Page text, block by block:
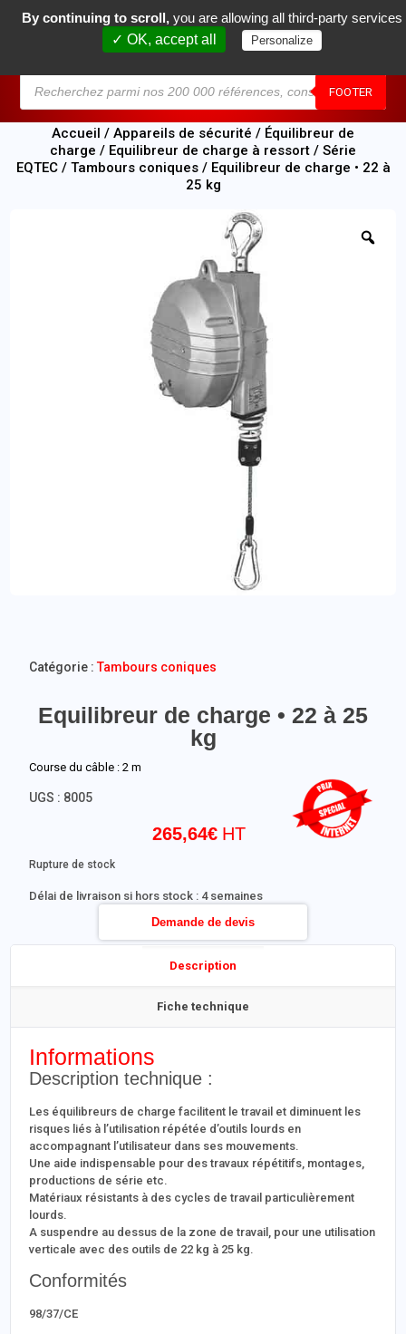
FOOTER
0
Accueil / Appareils de sécurité / Équilibreur de
charge / Equilibreur de charge à ressort / Série
EQTEC/ Tambours coniques/ Equilibreur de charge • 22 à
25 kg
Equilibreur de charge • 22 à 25
kg
265,64€
Délai de livraison si hors stock : 4 semaines
Course du câble : 2 m
Rupture de stock
Demande de devis
UGS : 8005
Catégorie :Tambours coniques
Description
Fiche technique
Informations
Description technique :
Les équilibreurs de charge facilitent le travail et diminuent les
risques liés à l’utilisation répétée d’outils lourds en
accompagnant l’utilisateur dans ses mouvements.
Une aide indispensable pour des travaux répétitifs, montages,
productions de série etc.
Matériaux résistants à des cycles de travail particulièrement
lourds.
A suspendre au dessus de la zone de travail, pour une utilisation
verticale avec des outils de 22 kg à 25 kg.
Conformités
98/37/CE
By continuing to scroll, you are allowing all third-party services
✓ OK, accept all
Personalize